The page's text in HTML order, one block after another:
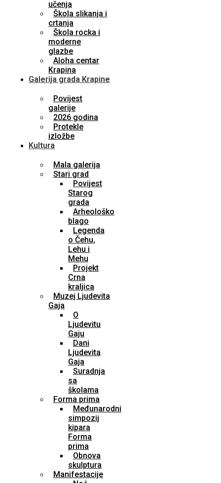
učenja
Škola slikanja i
crtanja
Škola rocka i
moderne
glazbe
Aloha centar
Krapina
Galerija grada Krapine
Povijest
galerije
2026 godina
Protekle
izložbe
Kultura
Mala galerija
Stari grad
Povijest
Starog
grada
Arheološko
blago
Legenda
o Čehu,
Lehu i
Mehu
Projekt
Crna
kraljica
Muzej Ljudevita
Gaja
O
Ljudevitu
Gaju
Dani
Ljudevita
Gaja
Suradnja
sa
školama
Forma prima
Međunarodni
simpozij
kipara
Forma
prima
Obnova
skulptura
Manifestacije